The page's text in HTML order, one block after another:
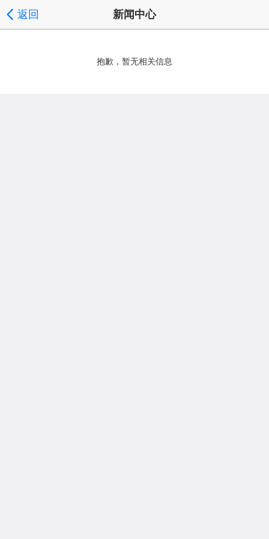
返回 新闻中心
抱歉，暂无相关信息